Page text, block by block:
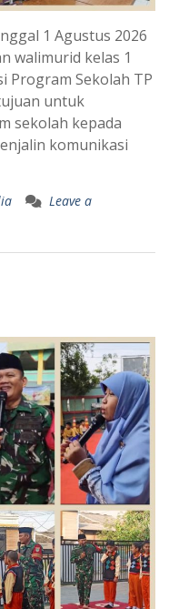
1 Agustus 2026
walimurid kelas 1
Program Sekolah TP
untuk
sekolah kepada
komunikasi
Leave a